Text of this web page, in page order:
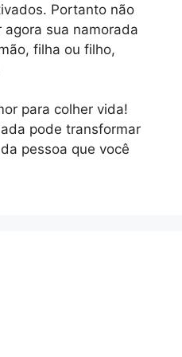
Portanto não
sua namorada
filha ou filho,
para colher vida!
pode transformar
pessoa que você